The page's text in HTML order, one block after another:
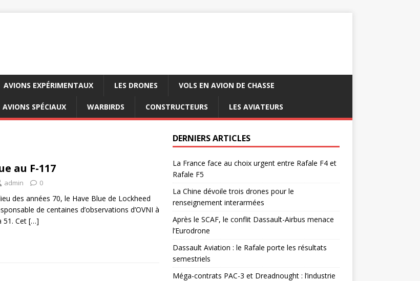
AVIONS EXPÉRIMENTAUX LES DRONES VOLS EN AVION DE CHASSE
AVIONS SPÉCIAUX WARBIRDS CONSTRUCTEURS LES AVIATEURS
au F-117
admin 0
des années 70, le Have Blue de Lockheed
de centaines d’observations d’OVNI à
51. Cet […]
DERNIERS ARTICLES
La France face au choix urgent entre Rafale F4 et
Rafale F5
La Chine dévoile trois drones pour le
renseignement interarmées
Après le SCAF, le conflit Dassault-Airbus menace
l’Eurodrone
Dassault Aviation : le Rafale porte les résultats
semestriels
Méga-contrats PAC-3 et Dreadnought : l’industrie